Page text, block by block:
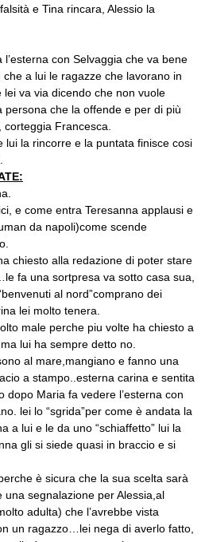
e Tina rincara, Alessio la
con Selvaggia che va bene
a lui le ragazze che lavorano in
va via dicendo che non vuole
che la offende e per di più
Francesca.
lui la rincorre e la puntata finisce cosi
e come entra Teresanna applausi e
da napoli)come scende
chiesto alla redazione di poter stare
fa una sortpresa va sotto casa sua,
al nord”comprano dei
lei molto tenera.
male perche piu volte ha chiesto a
lui ha sempre detto no.
al mare,mangiano e fanno una
a stampo..esterna carina e sentita
Maria fa vedere l’esterna con
lei lo “sgrida”per come è andata la
a lui e le da uno “schiaffetto” lui la
gli si siede quasi in braccio e si
è sicura che la sua scelta sarà
segnalazione per Alessia,al
adulta) che l’avrebbe vista
un ragazzo…lei nega di averlo fatto,